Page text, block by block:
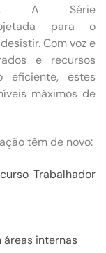
A Série
para o
Com voz e
e recursos
eficiente, estes
máximos de
têm de novo:
Trabalhador
áreas internas